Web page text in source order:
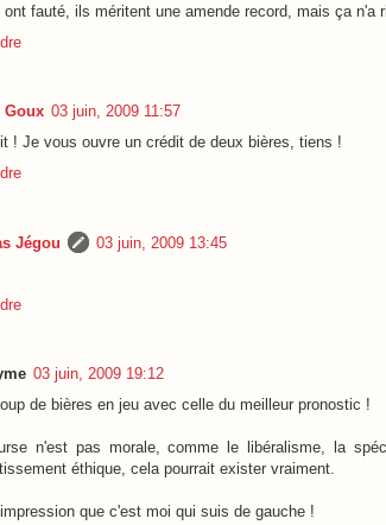
ont fauté, ils méritent une amende record, mais ça n'a
Goux 03 juin, 2009 11:57
! Je vous ouvre un crédit de deux bières, tiens !
Jégou
03 juin, 2009 13:45
03 juin, 2009 19:12
de bières en jeu avec celle du meilleur pronostic !
n'est pas morale, comme le libéralisme, la
éthique, cela pourrait exister vraiment.
que c'est moi qui suis de gauche !